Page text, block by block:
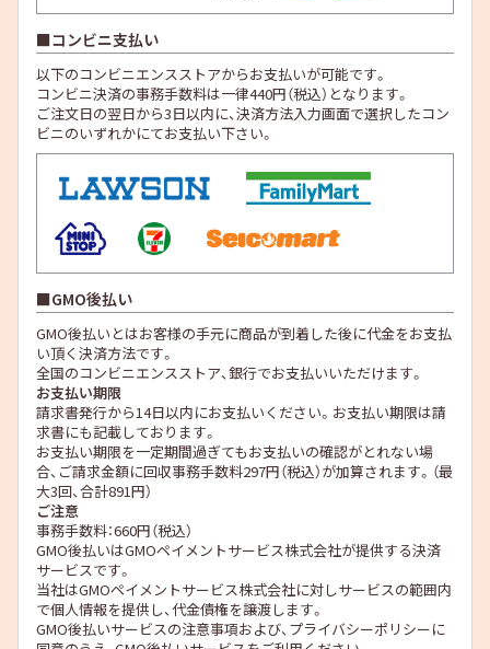
コンビニ支払い
以下のコンビニエンスストアからお支払いが可能です。
コンビニ決済の事務手数料は一律440円（税込）となります。
ご注文日の翌日から3日以内に、決済方法入力画面で選択したコン
ビニのいずれかにてお支払い下さい。
GMO後払い
GMO後払いとはお客様の手元に商品が到着した後に代金をお支払
い頂く決済方法です。
全国のコンビニエンスストア、銀行でお支払いいただけます。
お支払い期限
請求書発行から14日以内にお支払いください。お支払い期限は請
求書にも記載しております。
お支払い期限を一定期間過ぎてもお支払いの確認がとれない場
合、ご請求金額に回収事務手数料297円（税込）が加算されます。（最
大3回、合計891円）
ご注意
事務手数料：660円（税込）
GMO後払いはGMOペイメントサービス株式会社が提供する決済
サービスです。
当社はGMOペイメントサービス株式会社に対しサービスの範囲内
で個人情報を提供し、代金債権を譲渡します。
GMO後払いサービスの注意事項および、プライバシーポリシーに